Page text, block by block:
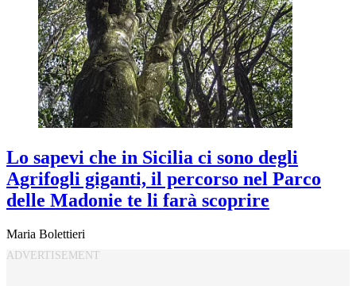
Lo sapevi che in Sicilia ci sono degli
Agrifogli giganti, il percorso nel Parco
delle Madonie te li farà scoprire
Maria Bolettieri